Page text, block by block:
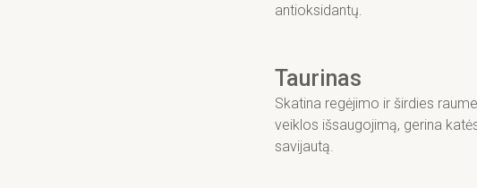
antioksidantų.
Taurinas
Skatina regėjimo ir širdies
veiklos išsaugojimą, gerina
savijautą.